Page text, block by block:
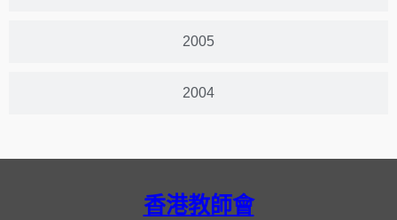
2005
2004
香港教師會